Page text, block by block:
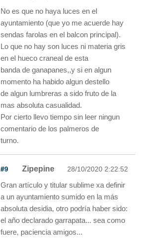
No es que no haya luces en el
ayuntamiento (que yo me acuerde hay
sendas farolas en el balcon principal).
Lo que no hay son luces ni materia gris
en el hueco craneal de esta
banda de ganapanes,,y si en algun
momento ha habido algun destello
de algun lumbreras a sido fruto de la
mas absoluta casualidad.
Por cierto llevo tiempo sin leer ningun
comentario de los palmeros de
turno.
#9 Zipepine 28/10/2020 2:22:52
Gran artículo y titular sublime xa definir
a un ayuntamiento sumido en la más
absoluta desidia, otro podría haber sido:
el año declarado garrapata... sea como
fuere, paciencia amigos...